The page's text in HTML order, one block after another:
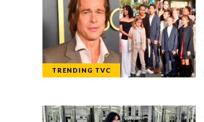
TRENDING TVC